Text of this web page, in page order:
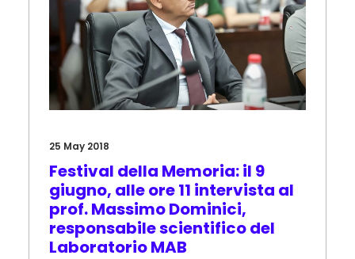
25 May 2018
Festival della Memoria: il 9
giugno, alle ore 11 intervista al
prof. Massimo Dominici,
responsabile scientifico del
Laboratorio MAB